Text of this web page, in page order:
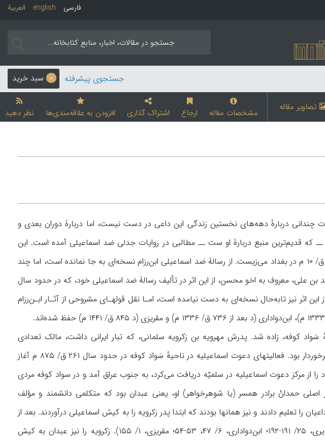
العربیة english فارسی
0 سبد خرید جستجوی پیشرفته
تصاویر مقاله مشخصات مقاله ارجاع اشتراک گذاری افزودن به علاقه‌مندی‌ها نظر دهید
چندانی دربارهٔ دهه‌های نخستین زندگی این داعی در دست نیست، اما دربارۀ دوران بعدی و
ــ که قدیم‌ترین منبع دربارۀ او ست ــ مطالبی در روایات جدلی ضد اسماعیلی آمده است. این
روایات، ریشه در رسالۀ ابن‌رزام طائی کوفی دارد که در نیمۀ قرن ۴ ق/ ۱۰ م در بغداد می‌زیست. از رسالۀ ضد اسماعیلی ابن‌‌رزام نسخه‌ای به ‌جا نمانده است، اما چند
علی، معروف به اخو محسن، از این اثر در تألیف رسالۀ ضد اسماعیلی خود، که در حدود سال
از این اثر نیز تابه‌حال نسخه‌ای به دست نیامده است، امـا نقل قولهـای مشروحی از آثـار ابـن‌رزام
واقع در ناحیهٔ سَواد کوفه، زاده شد. پدرش مهرویه بن زکرویه سلمانی، که تبار ایرانی داشت، مالک تعدادی
نخلستان خرما در جنوب عراق بود و از وضع مالی نسبتاً مطلوبی برخوردار بود. فعالیتهای دعوت اسماعیلیه در ناحیهٔ سَواد کوفه در حدود سال ۲۶۱ ق/ ۸۷۵ م آغاز
از مرکز دعوت اسماعیلیه در سلمیّه دریافت می‌کرد، به جنوب عراق آمد و در سواد کوفه مردی
حمدانْ برادر همسر (یا شوهرخواهر) او، یعنی عبدان بود که متکلمی دانشمند و مؤلف
را تعلیم دادند و نیز همانها بودند که ابتدا پدر زکرویه را به کیش اسماعیلی درآوردند. بعد از
طی مراحل لازم، مهرویه خود نیز به مرتبۀ داعی دست یافت (نویری، ۲۵/ ۱۹۱-۱۹۲؛ ابن‌‌دواداری، ۶/ ۴۷، ۵۳-۵۴؛ مقریزی، ۱/ ۱۵۵). زکرویه را نیز عبدان به کیش